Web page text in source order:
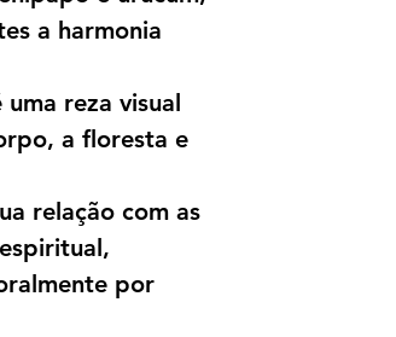
a harmonia
reza visual
a floresta e
relação com as
por